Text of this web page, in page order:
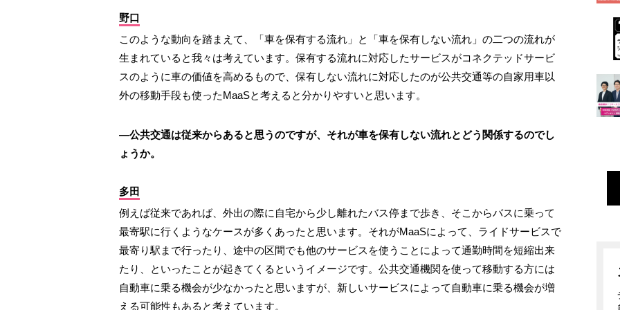
野口
このような動向を踏まえて、「車を保有する流れ」と「車を保有しない流れ」の二つの流れが
生まれていると我々は考えています。保有する流れに対応したサービスがコネクテッドサービ
スのように車の価値を高めるもので、保有しない流れに対応したのが公共交通等の自家用車以
外の移動手段も使ったMaaSと考えると分かりやすいと思います。
―公共交通は従来からあると思うのですが、それが車を保有しない流れとどう関係するのでし
ょうか。
多田
例えば従来であれば、外出の際に自宅から少し離れたバス停まで歩き、そこからバスに乗って
最寄駅に行くようなケースが多くあったと思います。それがMaaSによって、ライドサービスで
最寄り駅まで行ったり、途中の区間でも他のサービスを使うことによって通勤時間を短縮出来
たり、といったことが起きてくるというイメージです。公共交通機関を使って移動する方には
自動車に乗る機会が少なかったと思いますが、新しいサービスによって自動車に乗る機会が増
える可能性もあると考えています。